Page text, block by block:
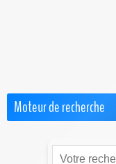
Moteur de recherche